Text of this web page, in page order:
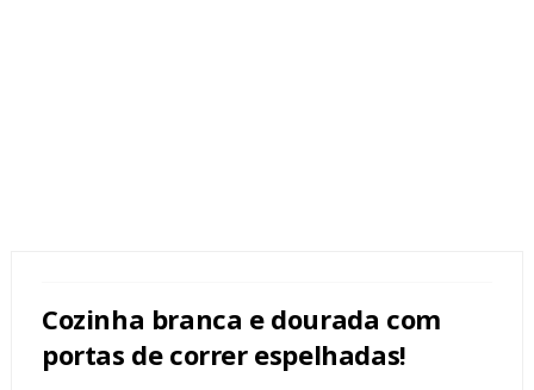
Cozinha branca e dourada com
portas de correr espelhadas!